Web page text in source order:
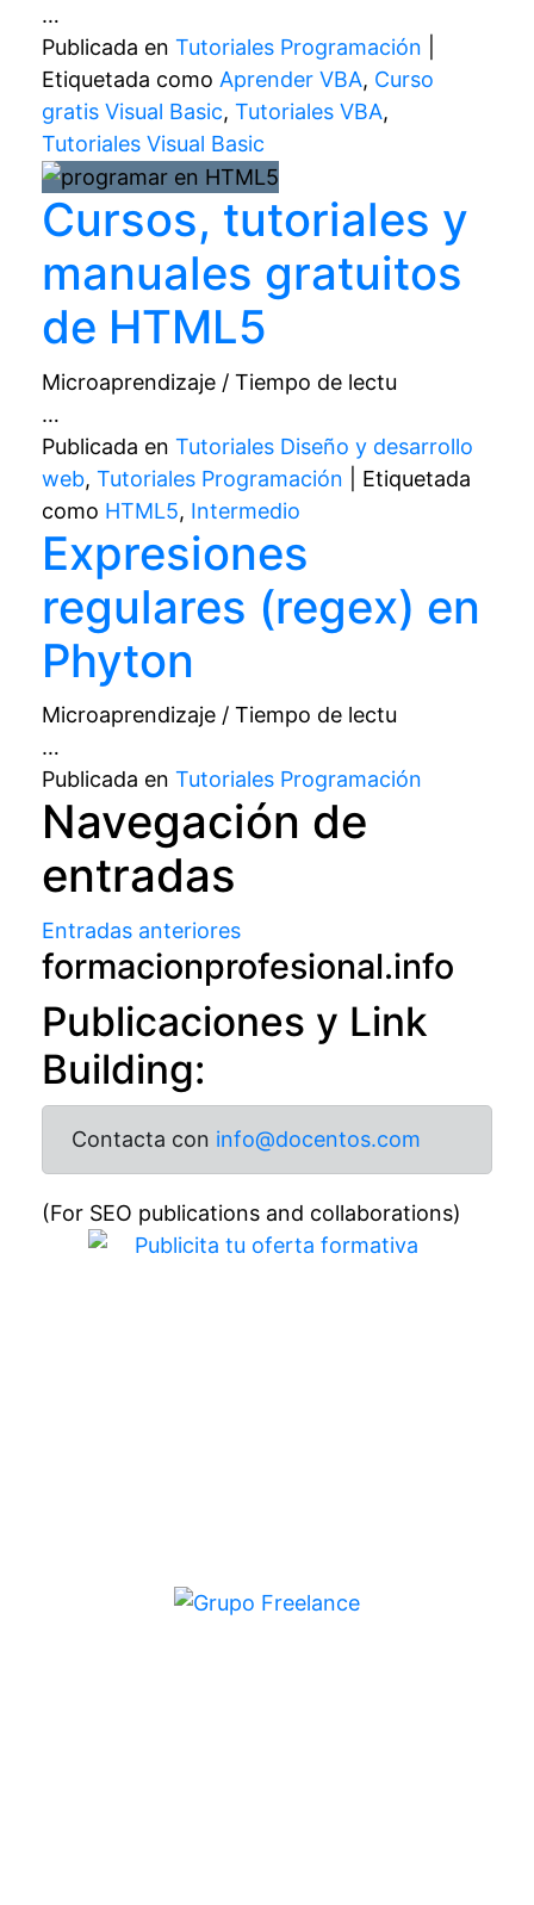
…
Publicada en Tutoriales Programación
Etiquetada como Aprender VBA, Curso
gratis Visual Basic, Tutoriales VBA,
Tutoriales Visual Basic
Cursos, tutoriales y
manuales gratuitos
de HTML5
Microaprendizaje / Tiempo de lectu
…
Publicada en Tutoriales Diseño y desarrollo
web, Tutoriales Programación
Etiquetada
como HTML5, Intermedio
Expresiones
regulares (regex) en
Phyton
Microaprendizaje / Tiempo de lectu
…
Publicada en Tutoriales Programación
Navegación de
entradas
Entradas anteriores
formacionprofesional.info
Publicaciones y Link
Building:
Contacta con info@docentos.com
(For SEO publications and collaborations)